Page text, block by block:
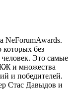
NeForumAwards.
без
Это самые
и множества
и победителей.
Стас Давыдов и